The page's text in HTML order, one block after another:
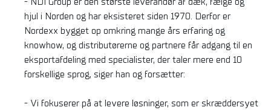
hjul i Norden og har eksisteret siden 1970. Derfor er
Nordexx bygget op omkring mange års erfaring og
knowhow, og distributørerne og partnere får adgang til en
eksportafdeling med specialister, der taler mere end 10
forskellige sprog, siger han og forsætter:
- Vi fokuserer på at levere løsninger, som er skræddersyet